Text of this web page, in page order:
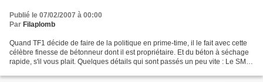
Publié le 07/02/2007 à 00:00
Par Filaplomb
Quand TF1 décide de faire de la politique en prime-time, il le fait avec cette
célèbre finesse de bétonneur dont il est propriétaire. Et du béton à séchage
rapide, s'il vous plait. Quelques détails qui sont passés un peu vite : Le SMIC